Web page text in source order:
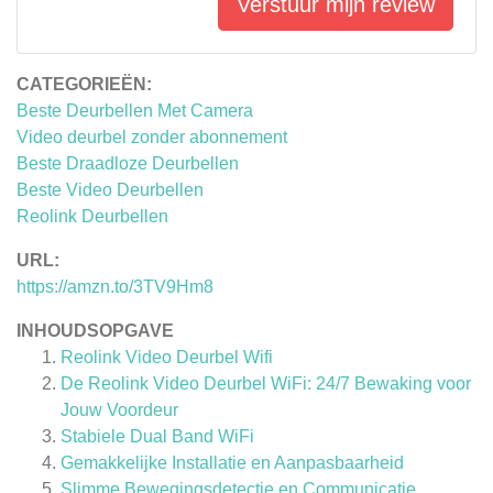
CATEGORIEËN:
Beste Deurbellen Met Camera
Video deurbel zonder abonnement
Beste Draadloze Deurbellen
Beste Video Deurbellen
Reolink Deurbellen
URL:
https://amzn.to/3TV9Hm8
INHOUDSOPGAVE
Reolink Video Deurbel Wifi
De Reolink Video Deurbel WiFi: 24/7 Bewaking voor
Jouw Voordeur
Stabiele Dual Band WiFi
Gemakkelijke Installatie en Aanpasbaarheid
Slimme Bewegingsdetectie en Communicatie